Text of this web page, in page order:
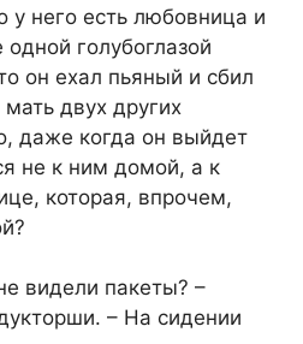
у него есть любовница и
голубоглазой
он ехал пьяный и сбил
двух других
даже когда он выйдет
не к ним домой, а к
которая, впрочем,
видели пакеты? –
– На сидении